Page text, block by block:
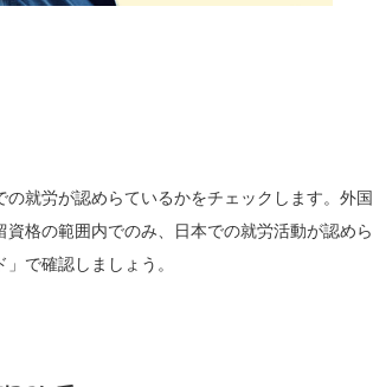
就労が認めらているかをチェックします。外国
格の範囲内でのみ、日本での就労活動が認めら
で確認しましょう。